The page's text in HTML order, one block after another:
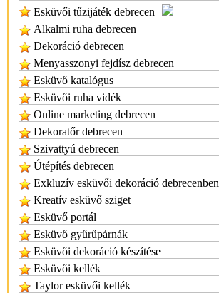
Esküvői tűzijáték debrecen
Alkalmi ruha debrecen
Dekoráció debrecen
Menyasszonyi fejdísz debrecen
Esküvő katalógus
Esküvői ruha vidék
Online marketing debrecen
Dekoratőr debrecen
Szivattyú debrecen
Útépítés debrecen
Exkluzív esküvői dekoráció debrecenben
Kreatív esküvő sziget
Esküvő portál
Esküvő gyűrűpárnák
Esküvői dekoráció készítése
Esküvői kellék
Taylor esküvői kellék